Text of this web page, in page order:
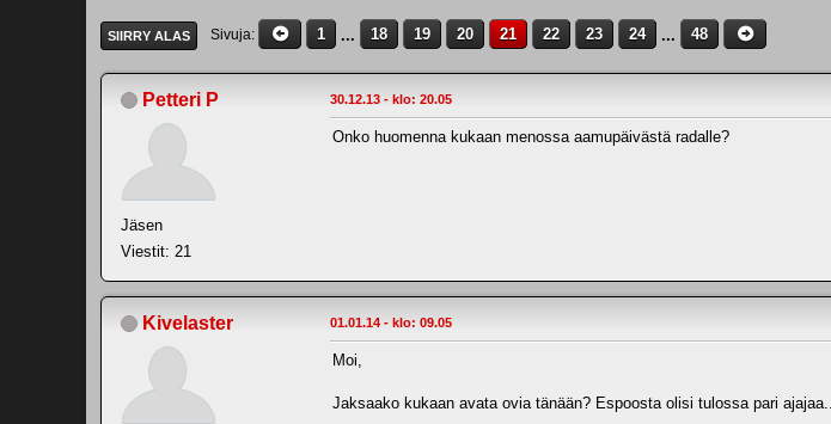
SIIRRY ALAS Sivuja 1 ... 18 19 20 21 22 23 24 ... 48
Petteri P
Jäsen
Viestit: 21
30.12.13 - klo: 20.05
Onko huomenna kukaan menossa aamupäivästä radalle?
Kivelaster 01.01.14 - klo: 09.05
Moi,
Jaksaako kukaan avata ovia tänään? Espoosta olisi tulossa pari ajajaa...